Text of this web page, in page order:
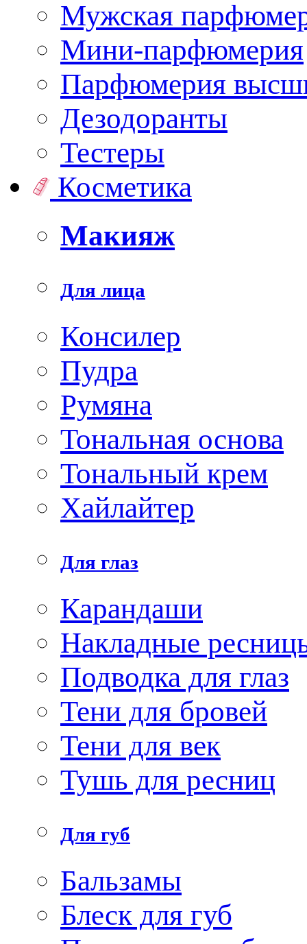
Мужская
Мини-парфюмерия
Парфюмерия
Дезодоранты
Тестеры
Косметика
Макияж
Для лица
Консилер
Пудра
Румяна
Тональная основа
Тональный крем
Хайлайтер
Для глаз
Карандаши
Накладные
Подводка для глаз
Тени для бровей
Тени для век
Тушь для ресниц
Для губ
Бальзамы
Блеск для губ